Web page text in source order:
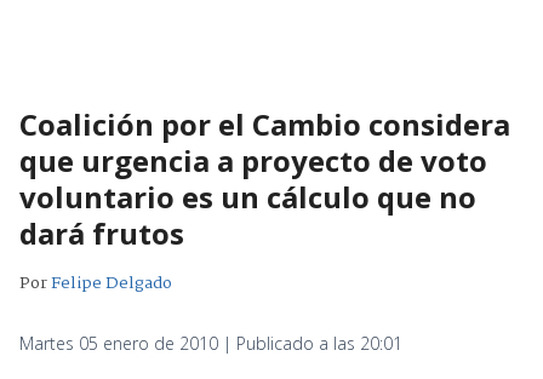
Coalición por el Cambio considera
que urgencia a proyecto de voto
voluntario es un cálculo que no
dará frutos
PorFelipe Delgado
Martes 05 enero de 2010 | Publicado a las 20:01